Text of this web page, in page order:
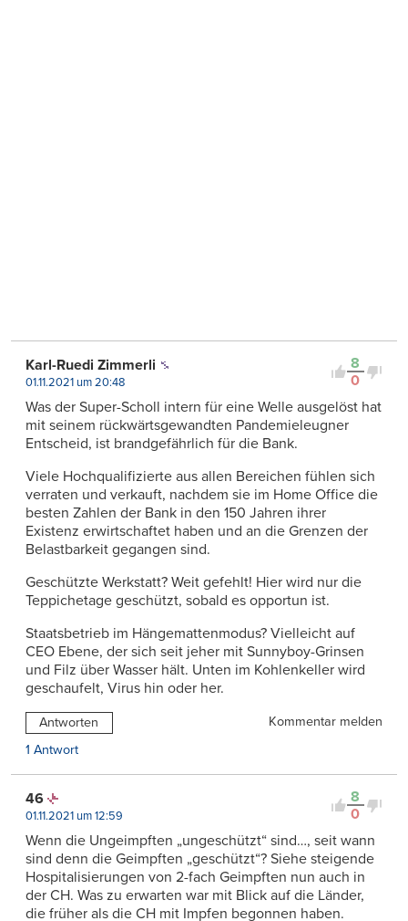
8
0
Karl-Ruedi Zimmerli
01.11.2021 um 20:48
Was der Super-Scholl intern für eine Welle ausgelöst hat
mit seinem rückwärtsgewandten Pandemieleugner
Entscheid, ist brandgefährlich für die Bank.
Viele Hochqualifizierte aus allen Bereichen fühlen sich
verraten und verkauft, nachdem sie im Home Office die
besten Zahlen der Bank in den 150 Jahren ihrer
Existenz erwirtschaftet haben und an die Grenzen der
Belastbarkeit gegangen sind.
Geschützte Werkstatt? Weit gefehlt! Hier wird nur die
Teppichetage geschützt, sobald es opportun ist.
Staatsbetrieb im Hängemattenmodus? Vielleicht auf
CEO Ebene, der sich seit jeher mit Sunnyboy-Grinsen
und Filz über Wasser hält. Unten im Kohlenkeller wird
geschaufelt, Virus hin oder her.
Antworten
Kommentar melden
1 Antwort
8
0
46
01.11.2021 um 12:59
Wenn die Ungeimpften „ungeschützt“ sind…, seit wann
sind denn die Geimpften „geschützt“? Siehe steigende
Hospitalisierungen von 2-fach Geimpften nun auch in
der CH. Was zu erwarten war mit Blick auf die Länder,
die früher als die CH mit Impfen begonnen haben.